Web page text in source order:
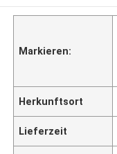
Markieren:
Herkunftsort
Lieferzeit